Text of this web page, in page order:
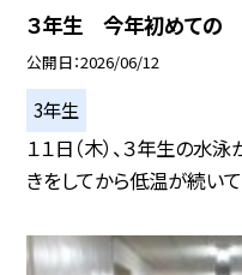
３年生 今年初めての
公開日 2026/06/12
3年生
１１日（木）、３年生の水
きをしてから低温が続い